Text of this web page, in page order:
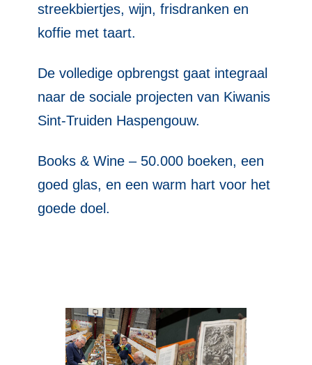
streekbiertjes, wijn, frisdranken en
koffie met taart.
De volledige opbrengst gaat integraal
naar de sociale projecten van Kiwanis
Sint-Truiden Haspengouw.
Books & Wine – 50.000 boeken, een
goed glas, en een warm hart voor het
goede doel.